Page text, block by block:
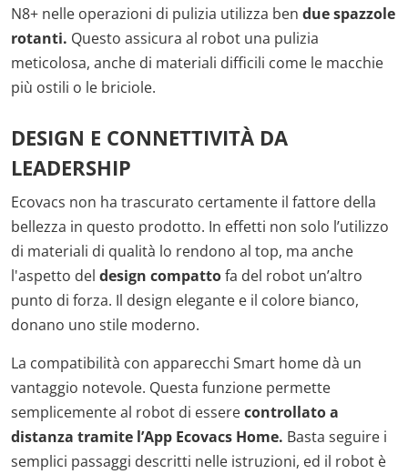
N8+ nelle operazioni di pulizia utilizza ben due spazzole
rotanti. Questo assicura al robot una pulizia
meticolosa, anche di materiali difficili come le macchie
più ostili o le briciole.
DESIGN E CONNETTIVITÀ DA
LEADERSHIP
Ecovacs non ha trascurato certamente il fattore della
bellezza in questo prodotto. In effetti non solo l’utilizzo
di materiali di qualità lo rendono al top, ma anche
l'aspetto del design compattofa del robot un’altro
punto di forza. Il design elegante e il colore bianco,
donano uno stile moderno.
La compatibilità con apparecchi Smart home dà un
vantaggio notevole. Questa funzione permette
semplicemente al robot di esserecontrollato a
distanza tramite l’App Ecovacs Home. Basta seguire i
semplici passaggi descritti nelle istruzioni, ed il robot è